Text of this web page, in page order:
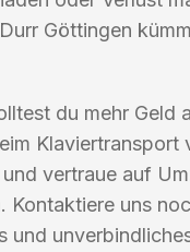
Göttingen
du mehr Geld
Klaviertransport
vertraue auf
Kontaktiere uns
und